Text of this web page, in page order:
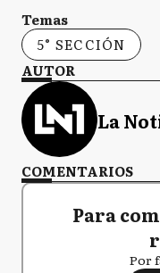
Temas
5° SECCIÓN
AUTOR
La
COMENTARIOS
Para
Por